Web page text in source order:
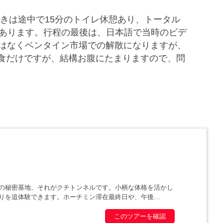
は途中で15分のトイレ休憩あり、トータル
ります。行程の最後は、日本語で当時のビデ
くベンタイン市場での解散になりますが、
けですが、結構お腹にたまりますので、問
密基地、それがクチトンネルです。小柄な体格を活かし
追体験できます。ホーチミン滞在最終日や、午後
このツアーを確認